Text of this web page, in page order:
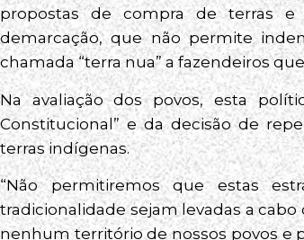
propostas de compra de terras
demarcação, que não permite
chamada “terra nua” a fazendeiros
Na avaliação dos povos, esta
Constitucional” e da decisão de
terras indígenas.
“Não permitiremos que estas
tradicionalidade sejam levadas a
nenhum território de nossos povos e